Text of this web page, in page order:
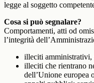
legge al soggetto
Cosa si può segnalare?
Comportamenti, atti od
l’integrità
illeciti
illeciti che rientrano
dell’Unione europea